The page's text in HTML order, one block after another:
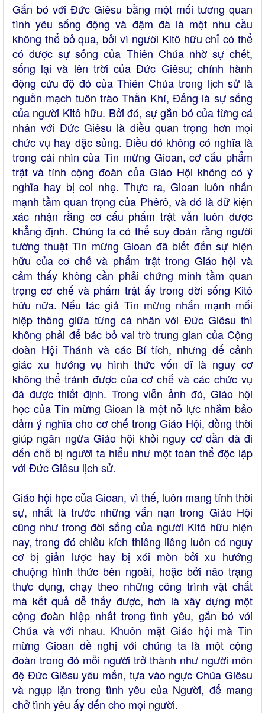
Gắn bó với Đức Giêsu bằng một mối tương quan
tình yêu sống động và đậm đà là một nhu cầu
không thể bỏ qua, bởi vì người Kitô hữu chỉ có thể
có được sự sống của Thiên Chúa nhờ sự chết,
sống lại và lên trời của Đức Giêsu; chính hành
động cứu độ đó của Thiên Chúa trong lịch sử là
nguồn mạch tuôn trào Thần Khí, Đấng là sự sống
của người Kitô hữu. Bởi đó, sự gắn bó của từng cá
nhân với Đức Giêsu là điều quan trọng hơn mọi
chức vụ hay đặc sủng. Điều đó không có nghĩa là
trong cái nhìn của Tin mừng Gioan, cơ cấu phẩm
trật và tính cộng đoàn của Giáo Hội không có ý
nghĩa hay bị coi nhẹ. Thực ra, Gioan luôn nhấn
mạnh tầm quan trọng của Phêrô, và đó là dữ kiện
xác nhận rằng cơ cấu phẩm trật vẫn luôn được
khẳng định. Chúng ta có thể suy đoán rằng người
tường thuật Tin mừng Gioan đã biết đến sự hiện
hữu của cơ chế và phẩm trật trong Giáo hội và
cảm thấy không cần phải chứng minh tầm quan
trọng cơ chế và phẩm trật ấy trong đời sống Kitô
hữu nữa. Nếu tác giả Tin mừng nhấn mạnh mối
hiệp thông giữa từng cá nhân với Đức Giêsu thì
không phải để bác bỏ vai trò trung gian của Cộng
đoàn Hội Thánh và các Bí tích, nhưng để cảnh
giác xu hướng vụ hình thức vốn dĩ là nguy cơ
không thể tránh được của cơ chế và các chức vụ
đã được thiết định. Trong viễn ảnh đó, Giáo hội
học của Tin mừng Gioan là một nỗ lực nhắm bảo
đảm ý nghĩa cho cơ chế trong Giáo Hội, đồng thời
giúp ngăn ngừa Giáo hội khỏi nguy cơ dần dà đi
dến chỗ bị người ta hiểu như một toàn thể độc lập
với Đức Giêsu lịch sử.
Giáo hội học của Gioan, vì thế, luôn mang tính thời
sự, nhất là trước những vấn nạn trong Giáo Hội
cũng như trong đời sống của người Kitô hữu hiện
nay, trong đó chiều kích thiêng liêng luôn có nguy
cơ bị giản lược hay bị xói mòn bởi xu hướng
chuộng hình thức bên ngoài, hoặc bởi não trạng
thực dụng, chạy theo những công trình vật chất
mà kết quả dễ thấy được, hơn là xây dựng một
cộng đoàn hiệp nhất trong tình yêu, gắn bó với
Chúa và với nhau. Khuôn mặt Giáo hội mà Tin
mừng Gioan đề nghị với chúng ta là một cộng
đoàn trong đó mỗi người trở thành như người môn
đệ Đức Giêsu yêu mến, tựa vào ngực Chúa Giêsu
và ngụp lặn trong tình yêu của Người, để mang
chở tình yêu ấy đến cho mọi người.